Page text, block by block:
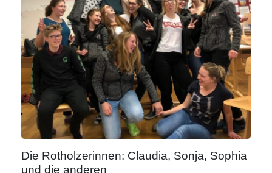
Die Rotholzerinnen: Claudia, Sonja, Sophia
und die anderen